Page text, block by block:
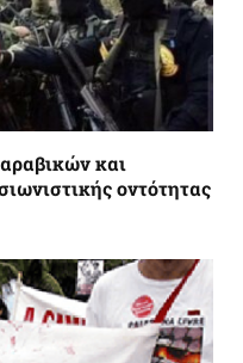
και
οντότητας